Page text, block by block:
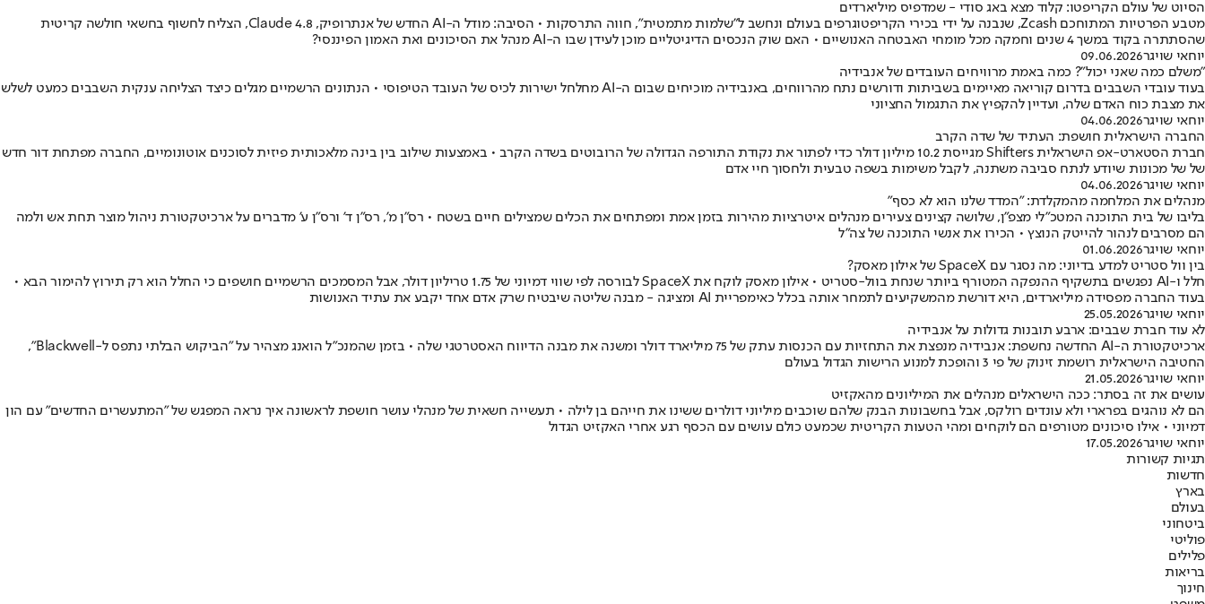
הסיוט של עולם הקריפטו: קלוד מצא באג סודי - שמדפיס מיליארדים
מטבע הפרטיות המתוחכם Zcash, שנבנה על ידי בכירי הקריפטוגרפים בעולם ונחשב ל"שלמות מתמטית", חווה התרסקות • הסיבה: מודל ה-AI החדש של אנתרופיק, Claude 4.8, הצליח לחשוף בחשאי חולשה קריטית
שהסתתרה בקוד במשך 4 שנים וחמקה מכל מומחי האבטחה האנושיים • האם שוק הנכסים הדיגיטליים מוכן לעידן שבו ה-AI מנהל את הסיכונים ואת האמון הפיננסי?
יוחאי שויגר09.06.2026
"משלם כמה שאני יכול"? כמה באמת מרוויחים העובדים של אנבידיה
בעוד עובדי השבבים בדרום קוריאה מאיימים בשביתות ודורשים נתח מהרווחים, באנבידיה מוכיחים שבום ה-AI מחלחל ישירות לכיס של העובד הטיפוסי • הנתונים הרשמיים מגלים כיצד הצליחה ענקית השבבים כמעט לשלש
את מצבת כוח האדם שלה, ועדיין להקפיץ את התגמול החציוני
יוחאי שויגר04.06.2026
החברה הישראלית חושפת: העתיד של שדה הקרב
חברת הסטארט-אפ הישראלית Shifters מגייסת 10.2 מיליון דולר כדי לפתור את נקודת התורפה הגדולה של הרובוטים בשדה הקרב • באמצעות שילוב בין בינה מלאכותית פיזית לסוכנים אוטונומיים, החברה מפתחת דור חדש
של של מכונות שיודע לנתח סביבה משתנה, לקבל משימות בשפה טבעית ולחסוך חיי אדם
יוחאי שויגר04.06.2026
מנהלים את המלחמה מהמקלדת: "המדד שלנו הוא לא כסף"
בליבו של בית התוכנה המטכ"לי מצפ"ן, שלושה קצינים צעירים מנהלים איטרציות מהירות בזמן אמת ומפתחים את הכלים שמצילים חיים בשטח • רס"ן מ', רס"ן ד' ורס"ן ע' מדברים על ארכיטקטורת ניהול מוצר תחת אש ולמה
הם מסרבים לנהור להייטק הנוצץ • הכירו את אנשי התוכנה של צה"ל
יוחאי שויגר01.06.2026
בין וול סטריט למדע בדיוני: מה נסגר עם SpaceX של אילון מאסק?
חלל ו-AI נפגשים בתשקיף ההנפקה המטורף ביותר שנחת בוול-סטריט • אילון מאסק לוקח את SpaceX לבורסה לפי שווי דמיוני של 1.75 טריליון דולר, אבל המסמכים הרשמיים חושפים כי החלל הוא רק תירוץ להימור הבא •
בעוד החברה מפסידה מיליארדים, היא דורשת מהמשקיעים לתמחר אותה בכלל כאימפריית AI ומציגה - מבנה שליטה שיבטיח שרק אדם אחד יקבע את עתיד האנושות
יוחאי שויגר25.05.2026
לא עוד חברת שבבים: ארבע תובנות גדולות על אנבידיה
ארכיטקטורת ה-AI החדשה נחשפת: אנבידיה מנפצת את התחזיות עם הכנסות עתק של 75 מיליארד דולר ומשנה את מבנה הדיווח האסטרטגי שלה • בזמן שהמנכ"ל הואנג מצהיר על "הביקוש הבלתי נתפס ל-Blackwell",
החטיבה הישראלית רושמת זינוק של פי 3 והופכת למנוע הרישות הגדול בעולם
יוחאי שויגר21.05.2026
עושים את זה בסתר: ככה הישראלים מנהלים את המיליונים מהאקזיט
הם לא נוהגים בפרארי ולא עונדים רולקס, אבל בחשבונות הבנק שלהם שוכבים מיליוני דולרים ששינו את חייהם בן לילה • תעשייה חשאית של מנהלי עושר חושפת לראשונה איך נראה המפגש של "המתעשרים החדשים" עם הון
דמיוני • אילו סיכונים מטורפים הם לוקחים ומהי הטעות הקריטית שכמעט כולם עושים עם הכסף רגע אחרי האקזיט הגדול
יוחאי שויגר17.05.2026
תגיות קשורות
חדשות
בארץ
בעולם
ביטחוני
פוליטי
פלילים
בריאות
חינוך